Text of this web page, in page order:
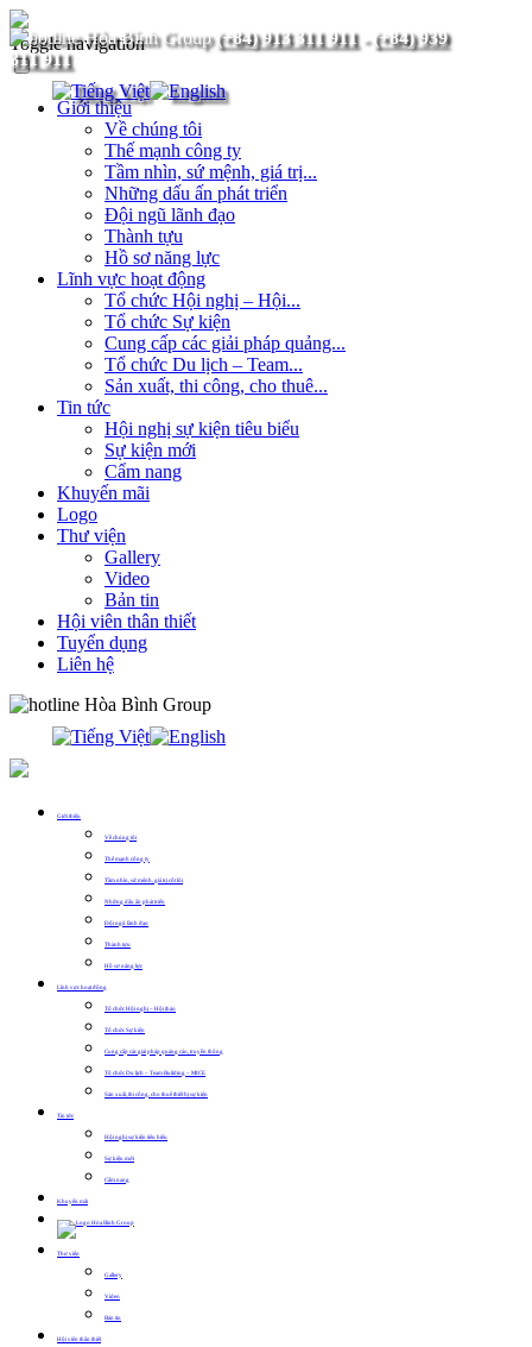
(+84) 913 311 911- (+84) 939
311 911
Toggle navigation
Giới thiệu
Về chúng tôi
Thế mạnh công ty
Tầm nhìn, sứ mệnh, giá trị...
Những dấu ấn phát triển
Đội ngũ lãnh đạo
Thành tựu
Hồ sơ năng lực
Lĩnh vực hoạt động
Tổ chức Hội nghị – Hội...
Tổ chức Sự kiện
Cung cấp các giải pháp quảng...
Tổ chức Du lịch – Team...
Sản xuất, thi công, cho thuê...
Tin tức
Hội nghị sự kiện tiêu biểu
Sự kiện mới
Cẩm nang
Khuyến mãi
Logo
Thư viện
Gallery
Video
Bản tin
Hội viên thân thiết
Tuyển dụng
Liên hệ
Giới thiệu
Về chúng tôi
Thế mạnh công ty
Tầm nhìn, sứ mệnh, giá trị cốt lõi
Những dấu ấn phát triển
Đội ngũ lãnh đạo
Thành tựu
Hồ sơ năng lực
Lĩnh vực hoạt động
Tổ chức Hội nghị – Hội thảo
Tổ chức Sự kiện
Cung cấp các giải pháp quảng cáo, truyền thông
Tổ chức Du lịch – Team Building – MICE
Sản xuất, thi công, cho thuê thiết bị sự kiện
Tin tức
Hội nghị sự kiện tiêu biểu
Sự kiện mới
Cẩm nang
Khuyến mãi
Thư viện
Gallery
Video
Bản tin
Hội viên thân thiết